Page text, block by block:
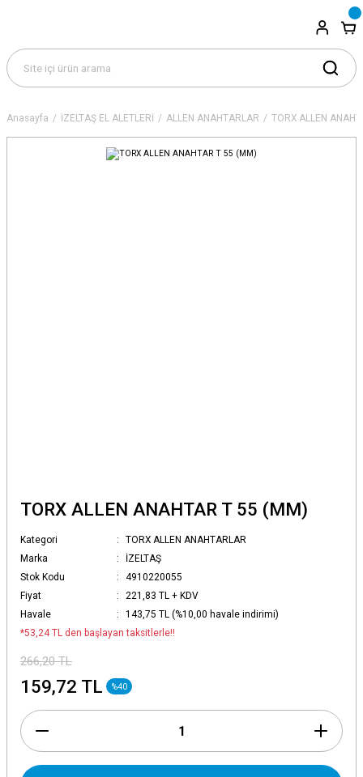
Anasayfa İZELTAŞ EL ALETLERİ ALLEN ANAHTARLAR TORX ALLEN
TORX ALLEN ANAHTAR T 55 (MM)
Kategori
TORX ALLEN ANAHTARLAR
Marka
İZELTAŞ
Stok Kodu
4910220055
Fiyat
221,83 TL + KDV
Havale
143,75 TL (%10,00 havale indirimi)
*53,24 TL den başlayan taksitlerle!!
266,20 TL
159,72 TL %40